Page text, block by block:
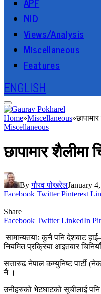
NID
Views/Analysis
Miscellaneous
Features
ENGLISH
Home»Miscellaneous»
Miscellaneous
छापामार शैलीमा
By गौरव पोखरेलJanuary
Facebook Twitter Pinterest
Share
Facebook Twitter LinkedIn
सामान्यतयाः कुनै पनि देशबाट
नियमित प्रक्रिया आइतबार
सत्तारुढ नेपाल कम्युनिष्ट पार्टी
नै ।
उनीहरुको भेटघाटको सूचीलाई पनि